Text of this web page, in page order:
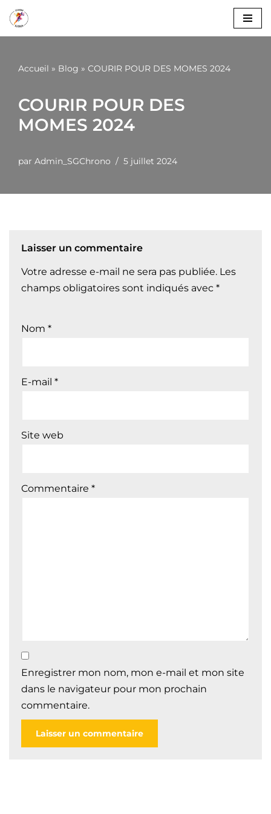
Aller
contenu
Accueil » Blog » COURIR POUR DES MOMES 2024
COURIR POUR DES
MOMES 2024
par Admin_SGChrono 5 juillet 2024
Laisser un commentaire
Votre adresse e-mail ne sera pas publiée. Les
champs obligatoires sont indiqués avec *
Nom *
E-mail *
Site web
Commentaire *
Enregistrer mon nom, mon e-mail et mon site
dans le navigateur pour mon prochain
commentaire.